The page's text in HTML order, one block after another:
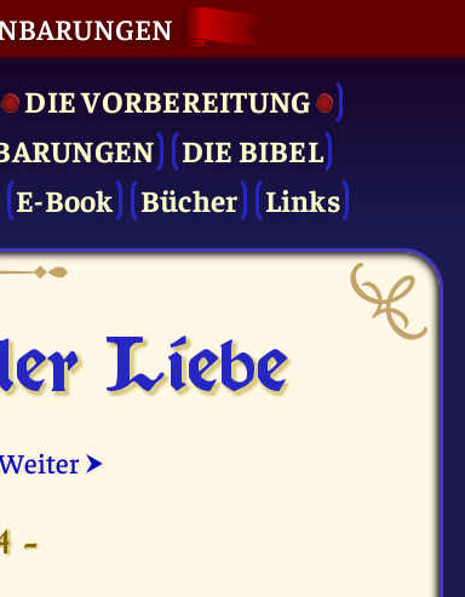
DIE VOR­BEREITUNG
DIE BIBEL
E-Book Bücher Links
Liebe
⮞
-